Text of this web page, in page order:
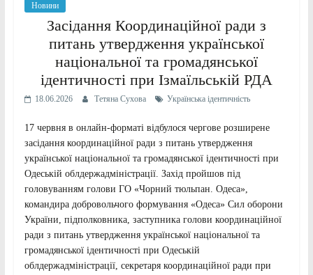
Новини
Засідання Координаційної ради з
питань утвердження української
національної та громадянської
ідентичності при Ізмаїльській РДА
18.06.2026 Тетяна Сухова Українська ідентичність
17 червня в онлайн-форматі відбулося чергове розширене
засідання координаційної ради з питань утвердження
української національної та громадянської ідентичності при
Одеській облдержадміністрації. Захід пройшов під
головуванням голови ГО «Чорний тюльпан. Одеса»,
командира добровольчого формування «Одеса» Сил оборони
України, підполковника, заступника голови координаційної
ради з питань утвердження української національної та
громадянської ідентичності при Одеській
облдержадміністрації, секретаря координаційної ради при